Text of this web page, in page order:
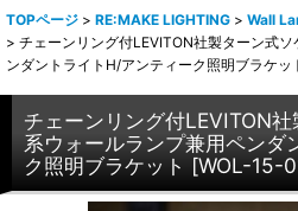
TOPページ > RE:MAKE LIGHTING > Wall
> チェーンリング付LEVITON社製ターン式
ンダントライトH/アンティーク照明ブラケッ
チェーンリング付LEVITON
系ウォールランプ兼用ペンダ
ク照明ブラケット [WOL-15-